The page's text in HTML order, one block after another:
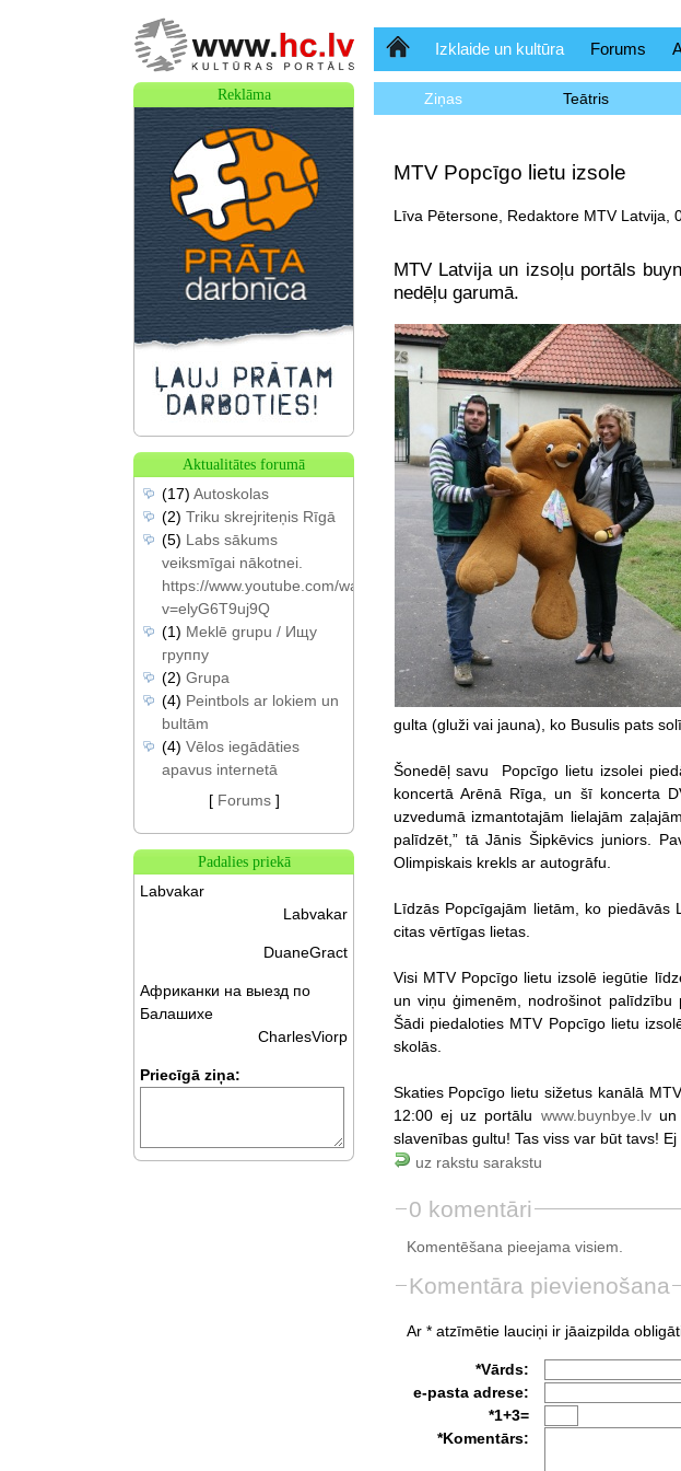
SākumlapaIzklaide un kultūra Forums
Ziņas Teātris
MTV Popcīgo lietu izsole
Līva Pētersone, Redaktore MTV Latvija,
MTV Latvija un izsoļu portāls
nedēļu garumā.
gulta (gluži vai jauna), ko Busulis pats
Šonedēļ savu Popcīgo lietu izsolei
koncertā Arēnā Rīga, un šī koncerta
uzvedumā izmantotajām lielajām
palīdzēt,” tā Jānis Šipkēvics juniors.
Olimpiskais krekls ar autogrāfu.
Līdzās Popcīgajām lietām, ko piedāvās
citas vērtīgas lietas.
Visi MTV Popcīgo lietu izsolē iegūtie
un viņu ģimenēm, nodrošinot palīdzību
Šādi piedaloties MTV Popcīgo lietu
skolās.
Skaties Popcīgo lietu sižetus kanālā
12:00 ej uz portālu www.buynbye.lvun
slavenības gultu! Tas viss var būt tavs! Ej
uz rakstu sarakstu
0 komentāri
Komentēšana pieejama visiem.
Komentāra pievienošana
Ar * atzīmētie lauciņi ir jāaizpilda
*Vārds:
e-pasta adrese:
*1+3=
*Komentārs:
Reklāma
Aktualitātes forumā
(17) Autoskolas
(2) Triku skrejriteņis Rīgā
(5) Labs sākums
veiksmīgai nākotnei.
https://www.youtube.com/watch?
v=elyG6T9uj9Q
(1) Meklē grupu / Ищу
группу
(2) Grupa
(4) Peintbols ar lokiem un
bultām
(4) Vēlos iegādāties
apavus internetā
[ Forums]
Padalies priekā
Labvakar
Labvakar
DuaneGract
Африканки на выезд по
Балашихе
CharlesViorp
Priecīgā ziņa: